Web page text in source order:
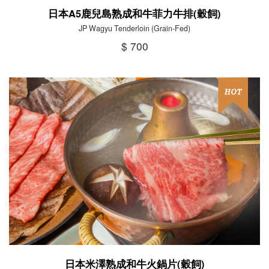
日本A5鹿兒島熟成和牛菲力牛排(穀飼)
JP Wagyu Tenderloin (Grain-Fed)
$ 700
日本米澤熟成和牛火鍋片(穀飼)